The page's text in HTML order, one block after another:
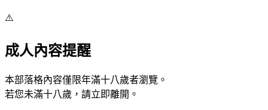
⚠️
成人內容提醒
本部落格內容僅限年滿十八歲者瀏覽。
若您未滿十八歲，請立即離開。